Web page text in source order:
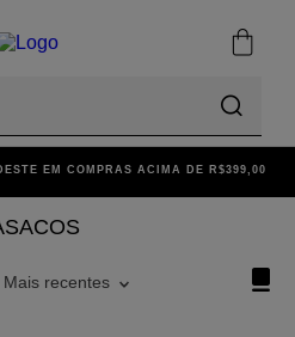
EM COMPRAS ACIMA DE R$399,00
Mais recentes